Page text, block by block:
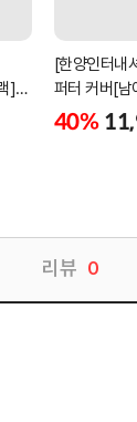
]
[한양인터내
퍼터 커버[
[KW-
40%
리뷰 0